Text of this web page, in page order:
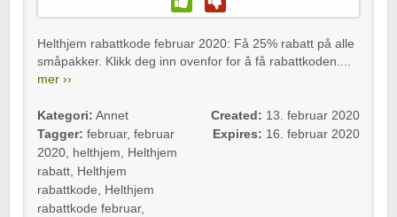
Helthjem rabattkode februar 2020: Få 25% rabatt på alle
småpakker. Klikk deg inn ovenfor for å få rabattkoden....
mer ››
Kategori: Annet
Tagger: februar, februar
2020, helthjem, Helthjem
rabatt, Helthjem
rabattkode, Helthjem
rabattkode februar,
Created: 13. februar 2020
Expires: 16. februar 2020